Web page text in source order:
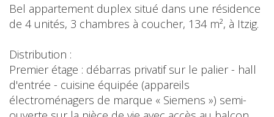
Bel appartement duplex situé dans une résidence
de 4 unités, 3 chambres à coucher, 134 m², à Itzig.
Distribution :
Premier étage : débarras privatif sur le palier - hall
d'entrée - cuisine équipée (appareils
électroménagers de marque « Siemens ») semi-